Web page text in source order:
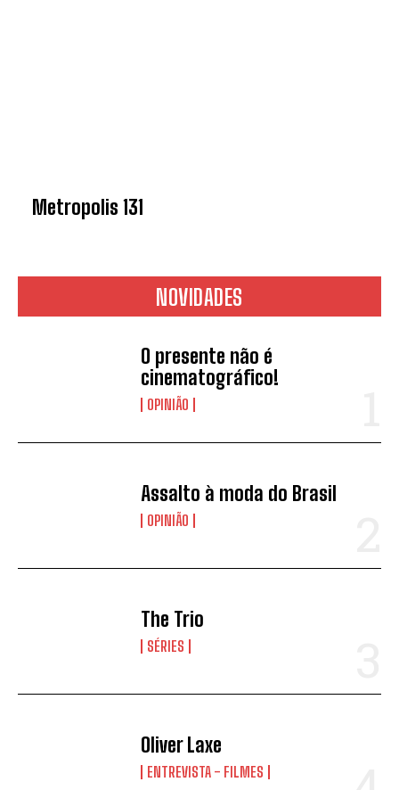
Metropolis 131
NOVIDADES
O presente não é
cinematográfico!
OPINIÃO
Assalto à moda do Brasil
OPINIÃO
The Trio
SÉRIES
Oliver Laxe
ENTREVISTA - FILMES